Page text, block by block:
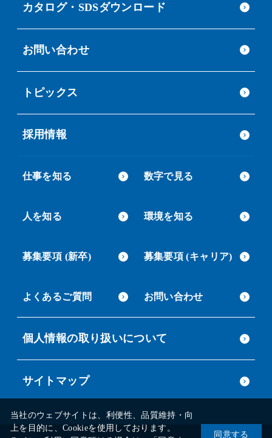
カタログ・SDSダウンロード
お問い合わせ
トピックス
採用情報
仕事を知る 数字で見る
人を知る 環境を知る
募集要項 (新卒) 募集要項 (キャリア)
よくあるご質問 お問い合わせ
個人情報の取り扱いについて
サイトマップ
当社のウェブサイトは、利便性、品質維持・向
上を目的に、Cookieを使用しております。
同意する